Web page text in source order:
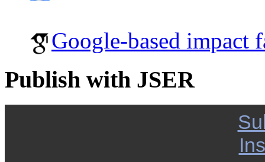
Google-based impact
Publish with JSER